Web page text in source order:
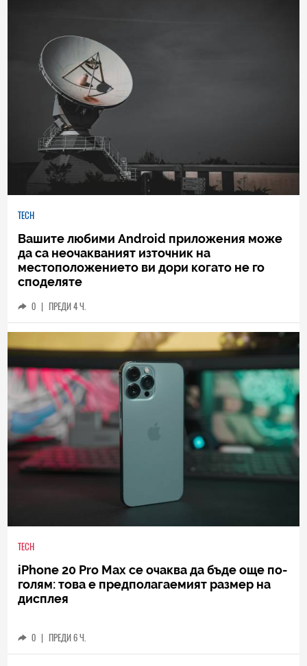
TECH
Вашите любими Android приложения може
да са неочакваният източник на
местоположението ви дори когато не го
споделяте
0 | ПРЕДИ 4 Ч.
TECH
iPhone 20 Pro Max се очаква да бъде още по-
голям: това е предполагаемият размер на
дисплея
0 | ПРЕДИ 6 Ч.